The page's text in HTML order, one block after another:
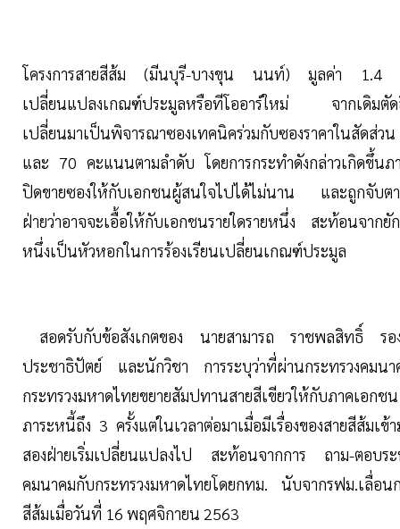
โครงการสายสีส้ม (มีนบุรี-บางขุน นนท์) มูลค่า 1.4
เปลี่ยนแปลงเกณฑ์ประมูลหรือทีโออาร์ใหม่ จากเดิมตัด
เปลี่ยนมาเป็นพิจารณาซองเทคนิคร่วมกับซองราคาในสัดส่
และ 70 คะแนนตามลำดับ โดยการกระทำดังกล่าวเกิดขึ้นภ
ปิดขายซองให้กับเอกชนผู้สนใจไปได้ไม่นาน และถูกจับตา
ฝ่ายว่าอาจจะเอื้อให้กับเอกชนรายใดรายหนึ่ง สะท้อนจากยั
หนึ่งเป็นหัวหอกในการร้องเรียนเปลี่ยนเกณฑ์ประมูล
สอดรับกับข้อสังเกตของ นายสามารถ ราชพลสิทธิ์ รอ
ประชาธิปัตย์ และนักวิชา การระบุว่าที่ผ่านกระทรวงคมนา
กระทรวงมหาดไทยขยายสัมปทานสายสีเขียวให้กับภาคเ
ภาระหนี้ถึง 3 ครั้งแต่ในเวลาต่อมาเมื่อมีเรื่องของสายสีส้มเข้า
สองฝ่ายเริ่มเปลี่ยนแปลงไป สะท้อนจากการ ถาม-ตอบระ
คมนาคมกับกระทรวงมหาดไทยโดยกทม. นับจากรฟม.เลื่อน
สีส้มเมื่อวันที่ 16 พฤศจิกายน 2563